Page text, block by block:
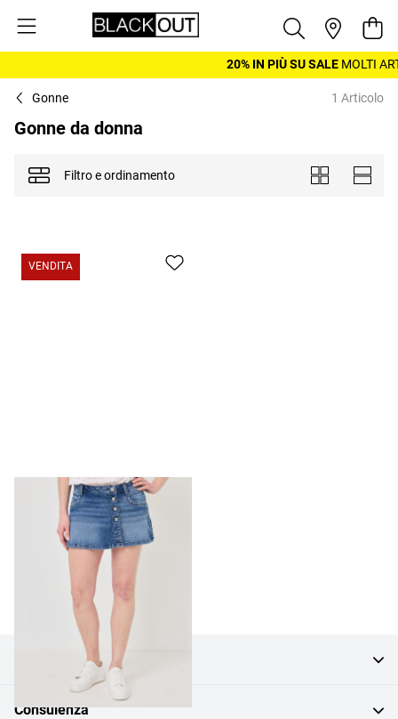
20% IN PIÙ SU SALEMOLTI
Gonne 1 Articolo
Gonne da donna
Filtro e ordinamento
Mostra come
PiastrelleElenco
VENDITA
CHF 49.95 CHF 29.95
Servizio clienti
Consulenza